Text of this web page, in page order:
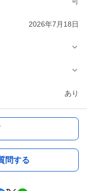
2026年7月18日
あり
問する